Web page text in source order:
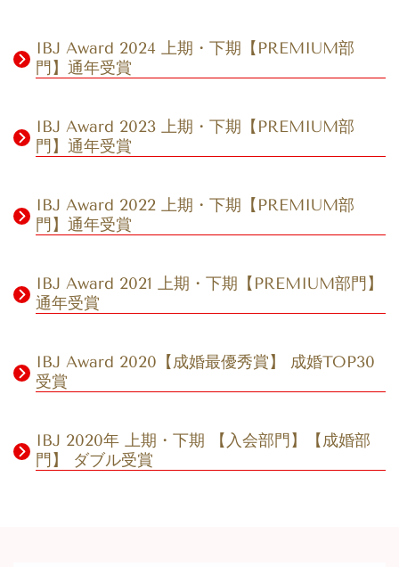
IBJ Award 2024 上期・下期【PREMIUM部
門】通年受賞
IBJ Award 2023 上期・下期【PREMIUM部
門】通年受賞
IBJ Award 2022 上期・下期【PREMIUM部
門】通年受賞
IBJ Award 2021 上期・下期【PREMIUM部門】
通年受賞
IBJ Award 2020【成婚最優秀賞】 成婚TOP30
受賞
IBJ 2020年 上期・下期 【入会部門】【成婚部
門】 ダブル受賞